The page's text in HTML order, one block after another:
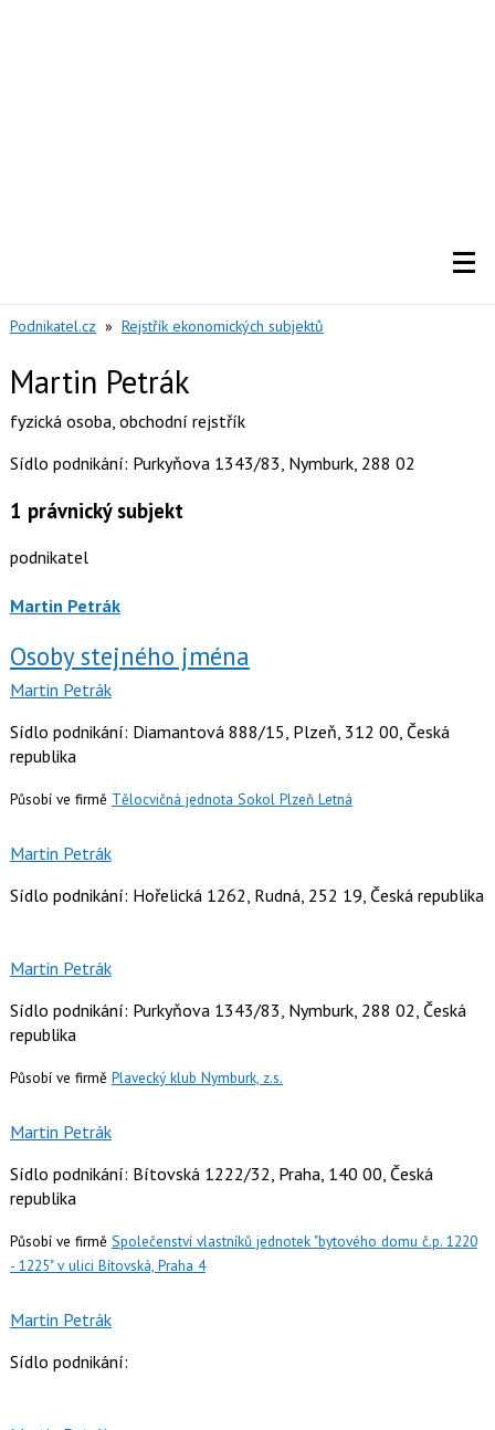
Podnikatel.cz » Rejstřík ekonomických subjektů
Martin Petrák
fyzická osoba, obchodní rejstřík
Sídlo podnikání: Purkyňova 1343/83, Nymburk, 288 02
1 právnický subjekt
podnikatel
Martin Petrák
Osoby stejného jména
Martin Petrák
Sídlo podnikání: Diamantová 888/15, Plzeň, 312 00, Česká
republika
Působí ve firmě Tělocvičná jednota Sokol Plzeň Letná
Martin Petrák
Sídlo podnikání: Hořelická 1262, Rudná, 252 19, Česká republika
Martin Petrák
Sídlo podnikání: Purkyňova 1343/83, Nymburk, 288 02, Česká
republika
Působí ve firmě Plavecký klub Nymburk, z.s.
Martin Petrák
Sídlo podnikání: Bítovská 1222/32, Praha, 140 00, Česká
republika
Působí ve firmě Společenství vlastníků jednotek "bytového domu č.p. 1220
- 1225" v ulici Bítovská, Praha 4
Martin Petrák
Sídlo podnikání: